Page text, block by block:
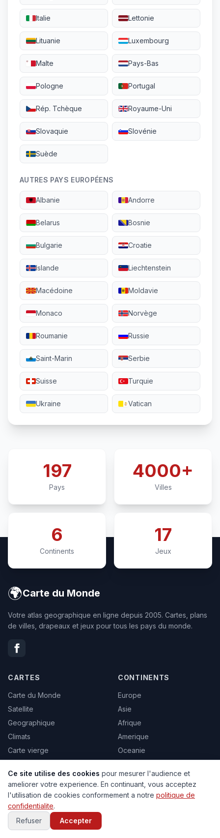
Italie Lettonie
Lituanie Luxembourg
Malte Pays-Bas
Pologne Portugal
Rép. Tchèque Royaume-Uni
Slovaquie Slovénie
Suède
AUTRES PAYS EUROPÉENS
Albanie Andorre
Belarus Bosnie
Bulgarie Croatie
Islande Liechtenstein
Macédoine Moldavie
Monaco Norvège
Roumanie Russie
Saint-Marin Serbie
Suisse Turquie
Ukraine Vatican
197
Pays
4000+
Villes
6
Continents
17
Jeux
🌍Carte du Monde
Votre atlas geographique en ligne depuis 2005. Cartes, plans
de villes, drapeaux et jeux pour tous les pays du monde.
CARTES
Carte du Monde
Satellite
Geographique
Climats
Carte vierge
Toutes les cartes →
CONTINENTS
Europe
Asie
Afrique
Amerique
Oceanie
VILLES
Paris
Ce site utilise des cookies pour mesurer l'audience et
ameliorer votre experience. En continuant, vous acceptez
l'utilisation de cookies conformement a notre politique de
confidentialite.
Refuser
Accepter